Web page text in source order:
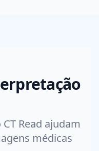
Read ajudam
médicas